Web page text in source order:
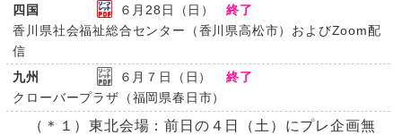
四国
６月28日（日）
終了
香川県社会福祉総合センター（香川県高松市）およびZoom配
信
九州
６月７日（日）
終了
クローバープラザ（福岡県春日市）
（＊１）東北会場：前日の４日（土）にプレ企画無